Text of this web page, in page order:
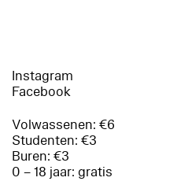
Instagram
Facebook
Volwassenen: €6
Studenten: €3
Buren: €3
0 – 18 jaar: gratis